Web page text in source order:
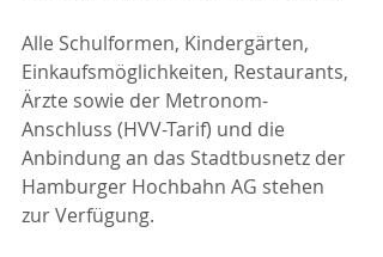
Alle Schulformen, Kindergärten,
Einkaufsmöglichkeiten, Restaurants,
Ärzte sowie der Metronom-
Anschluss (HVV-Tarif) und die
Anbindung an das Stadtbusnetz der
Hamburger Hochbahn AG stehen
zur Verfügung.